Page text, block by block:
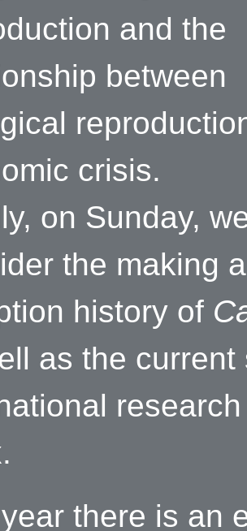
and the
between
crisis.
on Sunday,
the making
history of
as the current
there is an